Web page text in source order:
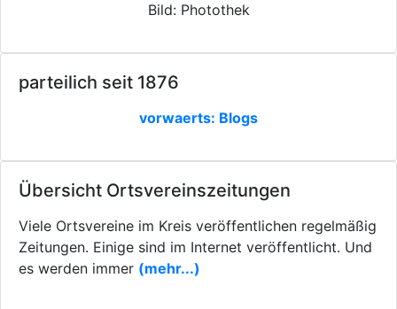
Bild: Photothek
parteilich seit 1876
vorwaerts: Blogs
Übersicht Ortsvereinszeitungen
Viele Ortsvereine im Kreis veröffentlichen regelmäßig
Zeitungen. Einige sind im Internet veröffentlicht. Und
es werden immer (mehr...)